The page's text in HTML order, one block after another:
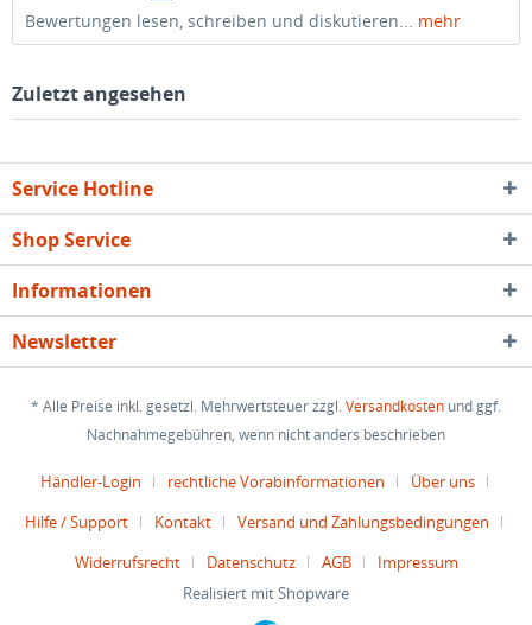
Bewertungen lesen, schreiben und diskutieren... mehr
Zuletzt angesehen
Service Hotline
Shop Service
Informationen
Newsletter
* Alle Preise inkl. gesetzl. Mehrwertsteuer zzgl.Versandkosten und ggf.
Nachnahmegebühren, wenn nicht anders beschrieben
Händler-Login rechtliche Vorabinformationen
Über uns
Hilfe / Support
Kontakt
Versand und Zahlungsbedingungen
Widerrufsrecht
Datenschutz AGB
Impressum
Realisiert mit Shopware